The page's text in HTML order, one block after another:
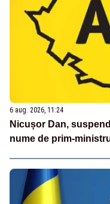
6 aug. 2026, 11:24
Nicușor Dan,
nume de prim-